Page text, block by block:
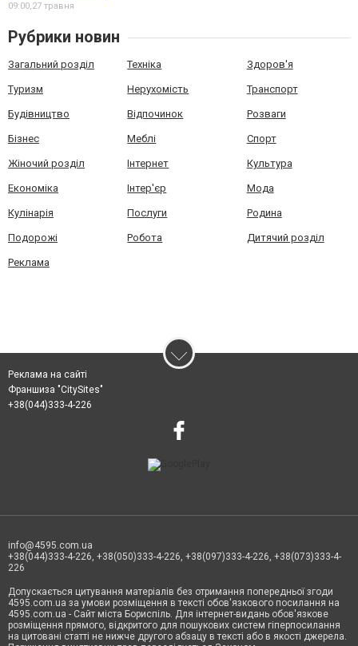
09:00,27 травня
Рубрики новин
Загальний розділ Техніка Здоров'я
Туризм Нерухомість Транспорт
Будівництво Відпочинок Розваги
Бізнес Меблі Спорт
Жіночий розділ Інтернет Культура
Економіка Інтер'єр Мода
Кулінарія Послуги Родина
Подорожі Робота Дитячий розділ
Реклама
Реклама на сайті
Франшиза "CitySites"
+38(044)333-4-226
info@4595.com.ua
+38(044)333-4-226, +38(050)333-4-226, +38(097)333-4-226, +38(073)333-4-
226
Допускається цитування матеріалів без отримання попередньої згоди
4595.com.ua за умови розміщення в тексті обов'язкового посилання на
4595.com.ua - Сайт міста Бориспіль. Для інтернет-видань обов'язкове
розміщення прямого, відкритого для пошукових систем гіперпосилання
на цитовані статті не нижче другого абзацу в тексті або в якості джерела.